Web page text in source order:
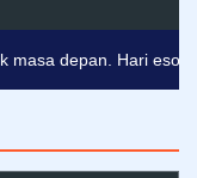
depan. Hari esok